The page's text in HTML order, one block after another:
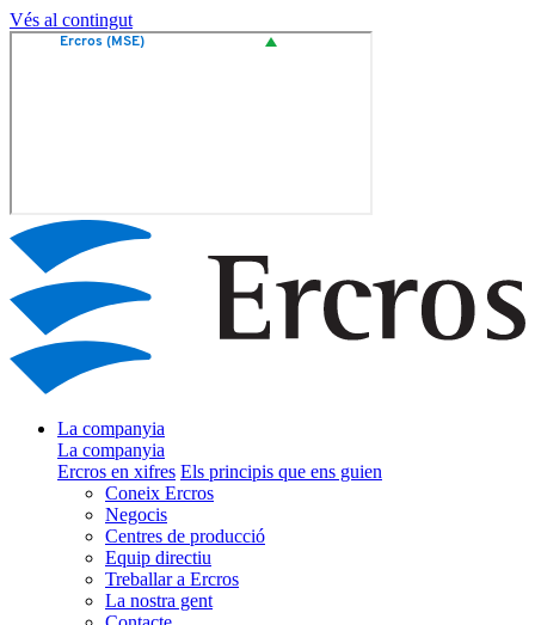
Vés al contingut
La companyia
La companyia
Ercros en xifres Els principis que ens guien
Coneix Ercros
Negocis
Centres de producció
Equip directiu
Treballar a Ercros
La nostra gent